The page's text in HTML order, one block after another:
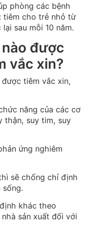
phòng các bệnh
tiêm cho trẻ nhỏ từ
sau mỗi 10 năm.
được
vắc xin?
tiêm vắc xin,
năng của các cơ
thận, suy tim, suy
ứng nghiêm
sẽ chống chỉ định
khác theo
sản xuất đối với